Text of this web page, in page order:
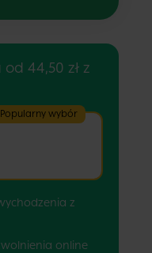
44,50 zł z
Popularny wybór
z
online